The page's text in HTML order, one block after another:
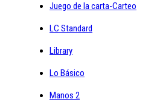
Juego de la carta-Carteo
LC Standard
Library
Lo Básico
Manos 2